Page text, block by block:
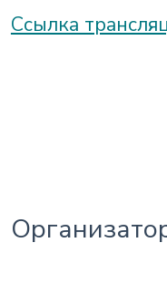
Ссылка